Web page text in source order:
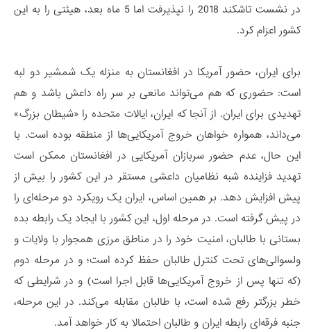
در نشست تاشکند 2018 را نپذیرفت اما 5 ماه بعد، هیئتی را به این
کشور اعزام کرد.
برای ایران، حضور آمریکا در افغانستان به منزله یک شمشیر دو لبه
است: حضوری که هم می‌تواند مانعی بر سر راه داعش باشد و هم
تهدیدی برای ایران. از آنجا که ایران، ایالات متحده را «شیطان بزرگ»
می‌داند، همواره خواهان خروج آمریکایی‌ها از منطقه بوده است. با
این حال، عدم حضور سربازان آمریکایی در افغانستان ممکن است
تهدید فزاینده شبه نظامیان داعشی مستقر در این کشور را بیش از
پیش افزایش دهد. بر همین اساس، ایران یک رویکرد دو مرحله‌ای را
در پیش گرفته است. در مرحله اول، این کشور با ایجاد یک رابطه بده
بستانی با طالبان، امنیت خود را در مناطق مرزی همجوار با ولایات و
ولسوالی‌های تحت کنترل طالبان حفظ کرده است؛ و در مرحله دوم
(که تنها پس از خروج آمریکایی‌ها قابل اجرا است) و در شرایطی که
خطر بزرگتر رفع شده است، با طالبان مقابله می‌کند. در این مرحله،
جنبه فرقه‌ای رابطه ایران و طالبان احتمالا به کار خواهد آمد.